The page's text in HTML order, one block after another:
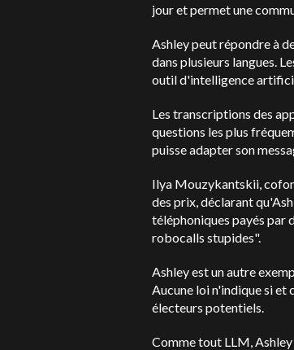
jour et permet une
Ashley peut répondre à
dans plusieurs langues.
outil d'intelligence
Les transcriptions des
questions les plus
puisse adapter son
Ilya Mouzykantskii,
des prix, déclarant
téléphoniques payés par
robocalls stupides".
Ashley est un autre
Aucune loi n'indique si
électeurs potentiels.
Comme tout LLM, Ashley